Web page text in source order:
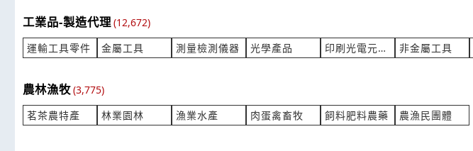
時間:08/05 16:48
***chi9699@gmail.com
***imeng.lee@gmail.com
產業:金屬工具製造代理
來自:雷OO弟OO管OO問OO有OO司 詢價
時間:08/05 16:28
立即報價
***ckate58@gmail.com
時間:08/05 16:25
立即報價
***58161133@gamil.com
工業品-製造代理(12,672)
運輸工具零件
金屬工具 測量檢測儀器 光學產品 印刷光電元零件 非金屬工具
農林漁牧(3,775)
茗茶農特產
林業園林 漁業水產 肉蛋禽畜牧 飼料肥料農藥 農漁民團體